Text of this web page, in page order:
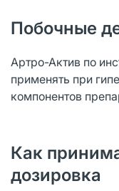
Побочные
Артро-Актив по
применять при
компонентов
Как
дозировка